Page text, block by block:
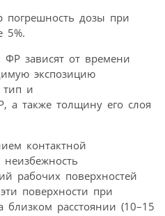
погрешность дозы при
5%.
зависят от времени
экспозицию
тип и
а также толщину его слоя
контактной
неизбежность
рабочих поверхностей
поверхности при
расстоянии (10–15